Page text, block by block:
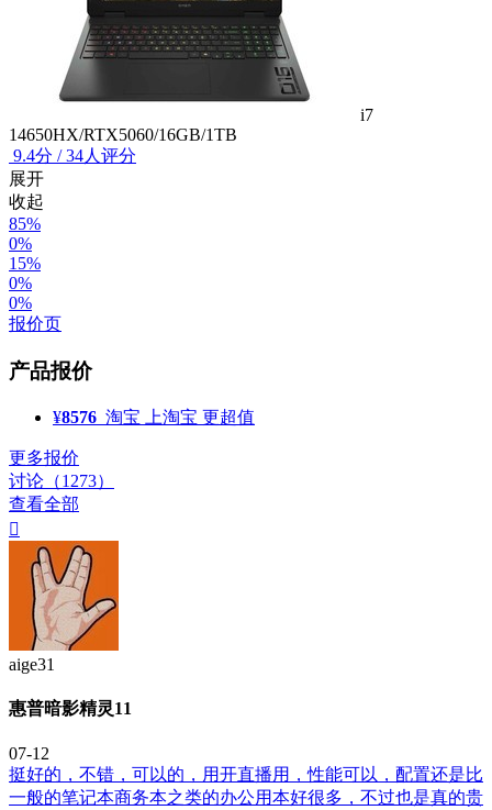
i7
14650HX/RTX5060/16GB/1TB
9.4分 /34人评分
展开
收起
85%
0%
15%
0%
0%
报价页
产品报价
¥8576 淘宝 上淘宝 更超值
更多报价
讨论（1273）
查看全部

aige31
惠普暗影精灵11
07-12
挺好的，不错，可以的，用开直播用，性能可以，配置还是比
一般的笔记本商务本之类的办公用本好很多，不过也是真的贵